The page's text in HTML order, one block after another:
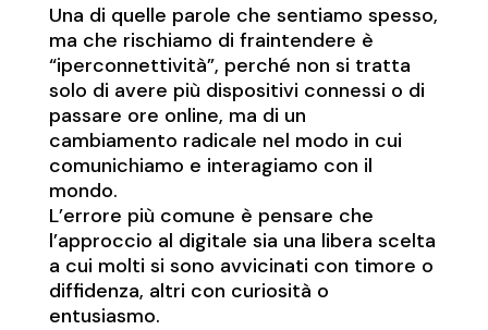
Una di quelle parole che sentiamo spesso,
ma che rischiamo di fraintendere è
“iperconnettività”, perché non si tratta
solo di avere più dispositivi connessi o di
passare ore online, ma di un
cambiamento radicale nel modo in cui
comunichiamo e interagiamo con il
mondo.
L’errore più comune è pensare che
l’approccio al digitale sia una libera scelta
a cui molti si sono avvicinati con timore o
diffidenza, altri con curiosità o
entusiasmo.